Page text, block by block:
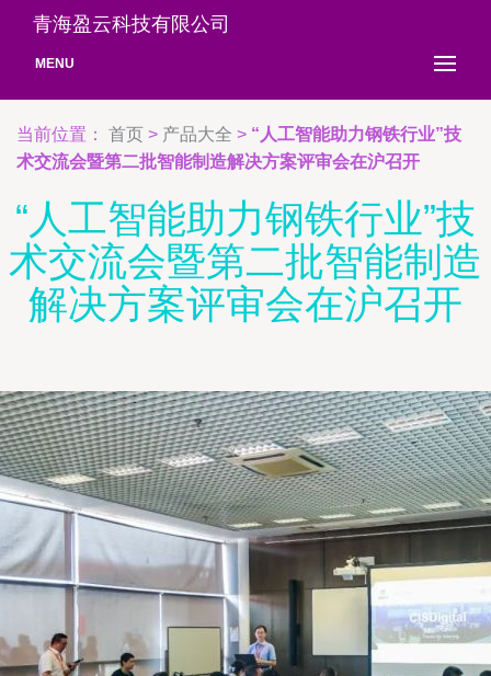
青海盈云科技有限公司
MENU
当前位置： 首页 > 产品大全 > “人工智能助力钢铁行业”技
术交流会暨第二批智能制造解决方案评审会在沪召开
“人工智能助力钢铁行业”技
术交流会暨第二批智能制造
解决方案评审会在沪召开